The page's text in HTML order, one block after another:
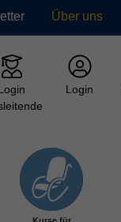
Über uns
Login